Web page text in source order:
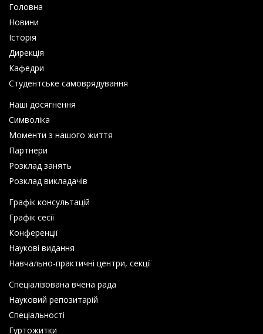
Головна
Новини
Історія
Дирекція
Кафедри
Студентське самоврядування
Наші досягнення
Символіка
Моменти з нашого життя
Партнери
Розклад занять
Розклад викладачів
Графік консультацій
Графік сесії
Конференції
Наукові видання
Навчально-практичні центри, секції
Спеціалізована вчена рада
Науковий репозитарій
Спеціальності
Гуртожитки